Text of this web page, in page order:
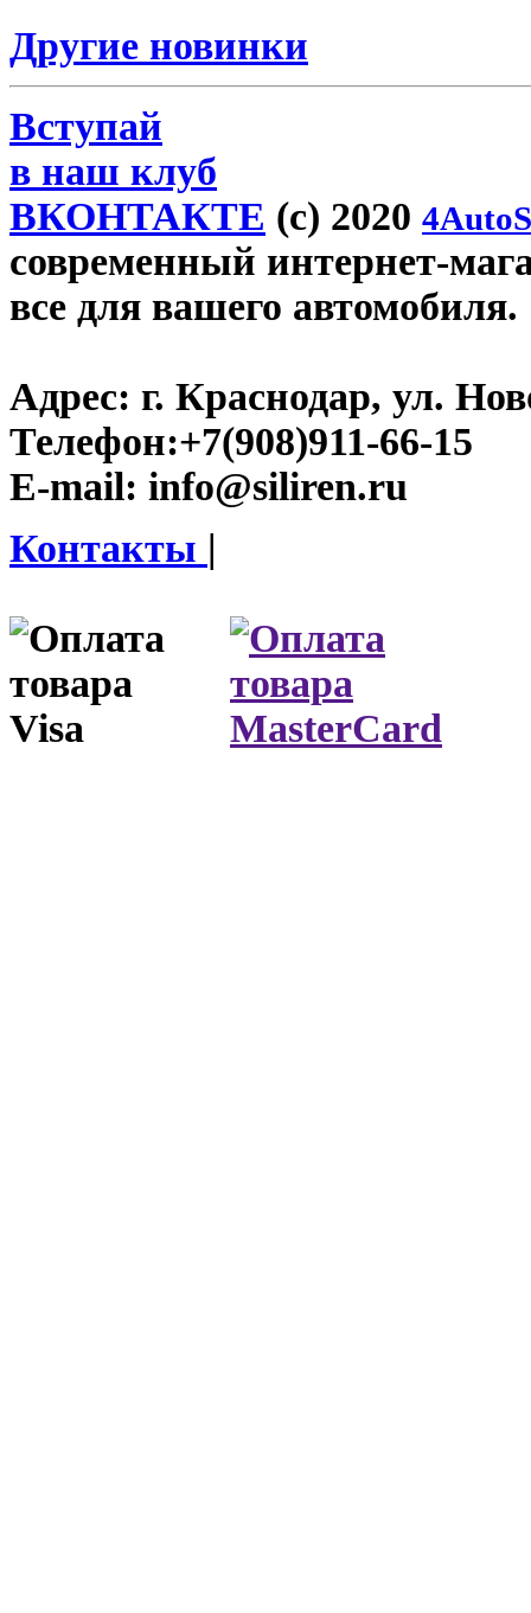
Другие новинки
Вступай
в наш клуб
ВКОНТАКТЕ (c) 2020
современный интернет-
все для вашего автомобиля.
Адрес: г. Краснодар, ул.
Телефон:+7(908)911-66-15
E-mail: info@siliren.ru
Контакты |